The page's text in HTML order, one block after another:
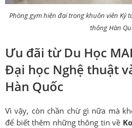
Phòng gym hiện đại trong khuôn viên Ký
thông Hàn
Ưu đãi từ Du Học
Đại học Nghệ thuật
Hàn Quốc
Vì vậy, còn chần chừ gì nữa mà
để biết thêm những thông tin về